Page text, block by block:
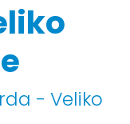
- Veliko